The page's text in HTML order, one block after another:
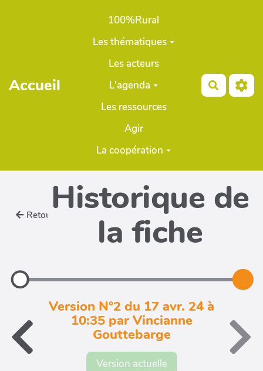
Aller au contenu principal
Accueil
100%Rural
Les thématiques
Les acteurs
L'agenda
Les ressources
Agir
La coopération
Retour Historique de
la fiche
Version N°2 du 17 avr. 24 à
10:35 par Vincianne
Gouttebarge
Version actuelle